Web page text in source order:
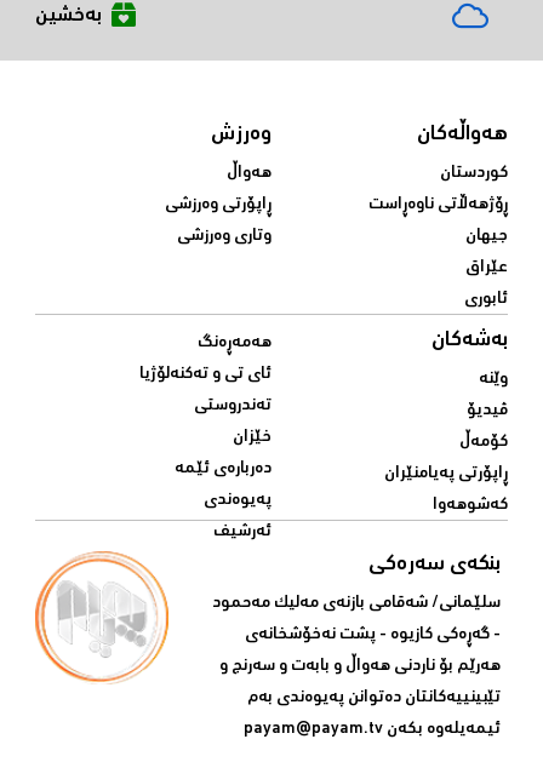
بەخشین
هەواڵەکان
کوردستان
ڕۆژهەڵاتی ناوەڕاست
جیهان
عێراق
ئابوری
وەرزش
هەواڵ
ڕاپۆرتی وەرزشی
وتاری وەرزشی
بەشەکان
وێنە
ڤیدیۆ
کۆمەڵ
ڕاپۆرتی پەیامنێران
کەشوهەوا
هەمەڕەنگ
ئای تی و تەکنەلۆژیا
تەندروستی
خێزان
دەربارەی ئێمە
پەیوەندی
ئەرشیف
بنکەی سەرەکی
سلێمانی/ شه‌قامی بازنه‌ی مه‌لیک مه‌حمود
- گه‌ڕه‌کی کازیوه‌ - پشت نه‌خۆشخانه‌ی‌
هه‌رێم بۆ ناردنی‌ هه‌واڵ و بابه‌ت و سه‌رنج و
تێبینییه‌كانتان ده‌توانن په‌یوه‌ندی‌ به‌م
ئیمه‌یله‌وه‌ بكه‌ن payam@payam.tv